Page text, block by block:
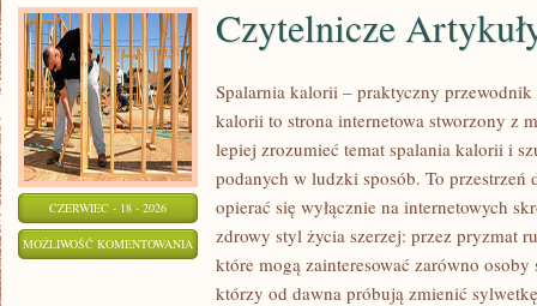
CZERWIEC - 18 - 2026
MOŻLIWOŚĆ KOMENTOWANIA CZYTELNICZE
ARTYKUŁY
Czytelnicze
Spalarnia kalorii – praktyczny
kalorii to strona internetowa stworzony z
lepiej zrozumieć temat spalania kalorii i
podanych w ludzki sposób. To
opierać się wyłącznie na internetowych
zdrowy styl życia szerzej: przez pryzmat
które mogą zainteresować zarówno
którzy od dawna próbują zmienić